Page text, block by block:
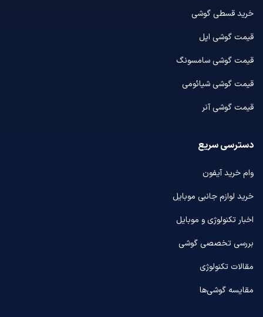
خرید قسطی گوشی
قیمت گوشی اپل
قیمت گوشی سامسونگ
قیمت گوشی شیائومی
قیمت گوشی آنر
دسترسی سریع
وام خرید آیفون
خرید لوازم جانبی موبایل
اخبار تکنولوژی و موبایل
بررسی تخصصی گوشی
مقالات تکنولوژی
مقایسه گوشی‌ها